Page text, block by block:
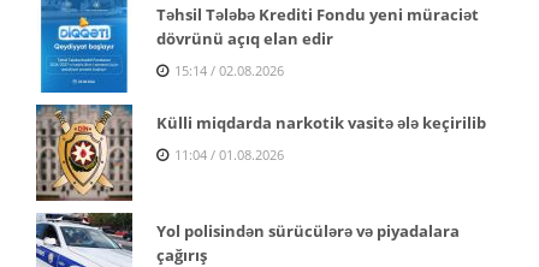
Təhsil Tələbə Krediti Fondu yeni müraciət
dövrünü açıq elan edir
15:14 / 02.08.2026
Külli miqdarda narkotik vasitə ələ keçirilib
11:04 / 01.08.2026
Yol polisindən sürücülərə və piyadalara
çağırış